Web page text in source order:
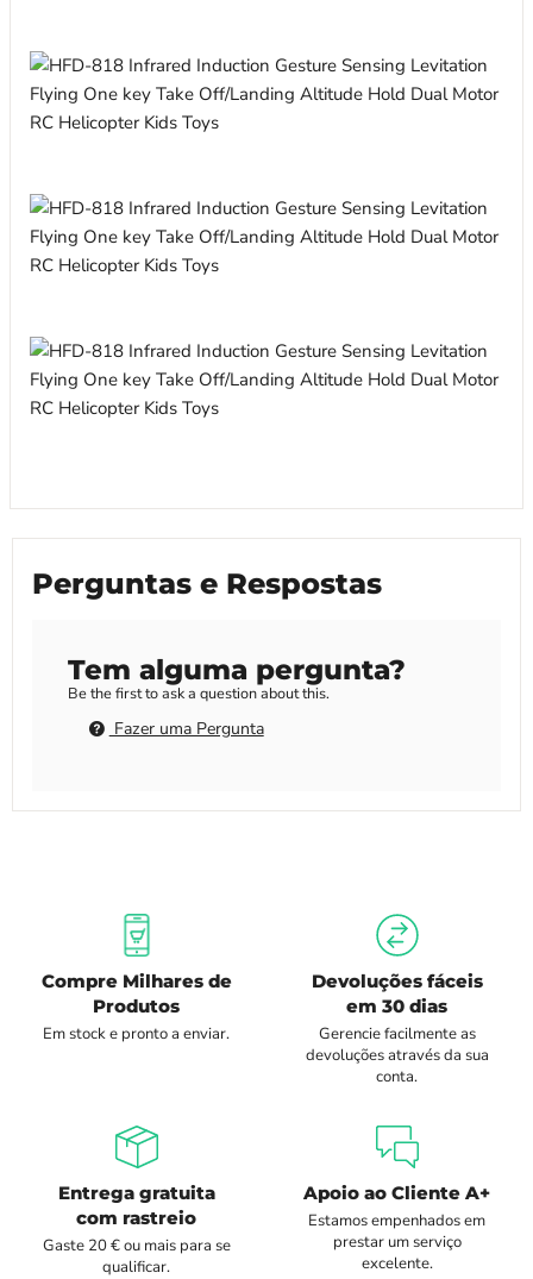
Perguntas e Respostas
Tem alguma pergunta?
Be the first to ask a question about this.
Fazer uma Pergunta
Compre Milhares de
Produtos
Em stock e pronto a enviar.
Devoluções fáceis
em 30 dias
Gerencie facilmente as
devoluções através da sua
conta.
Entrega gratuita
com rastreio
Gaste 20 € ou mais para se
qualificar.
Apoio ao Cliente A+
Estamos empenhados em
prestar um serviço
excelente.